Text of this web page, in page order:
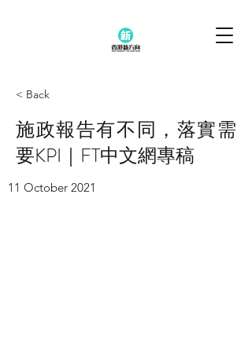
< Back
施政報告有不同，落實需
要KPI｜FT中文網專稿
11 October 2021